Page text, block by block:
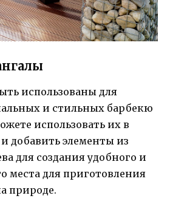
использованы для
и стильных барбекю
использовать их в
добавить элементы из
для создания удобного и
места для приготовления
природе.